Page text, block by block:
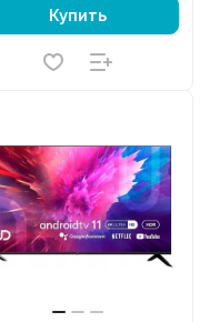
Купить